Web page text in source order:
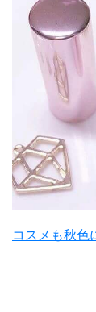
コスメも秋色